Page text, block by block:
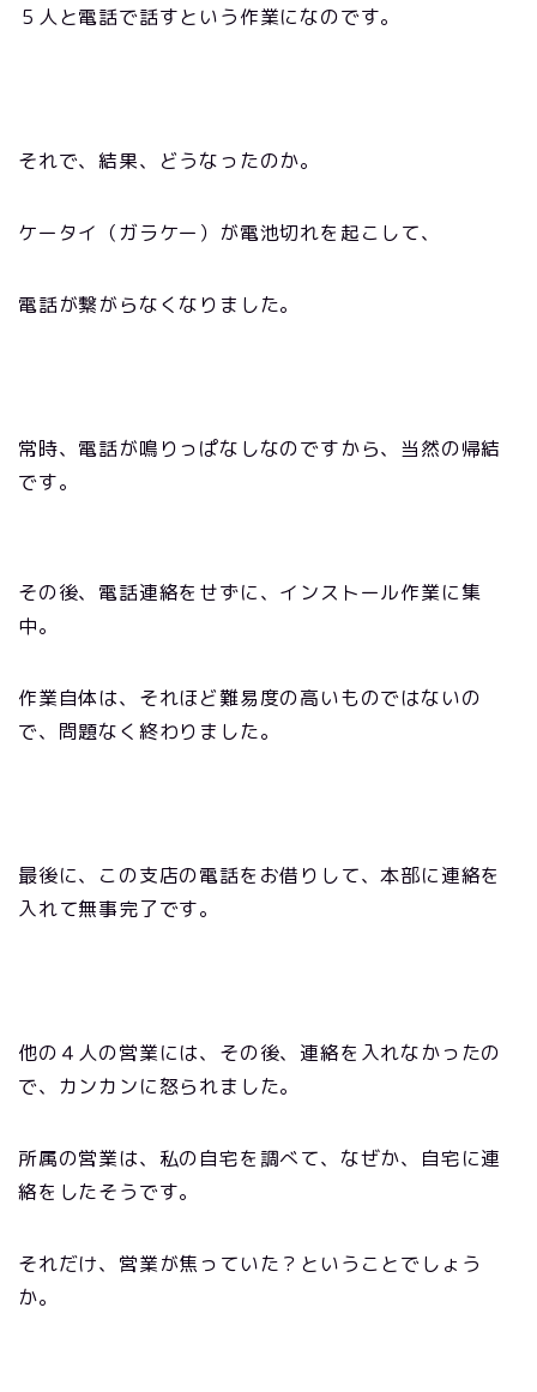
５人と電話で話すという作業になのです。
それで、結果、どうなったのか。
ケータイ（ガラケー）が電池切れを起こして、
電話が繋がらなくなりました。
常時、電話が鳴りっぱなしなのですから、当然の帰結
です。
その後、電話連絡をせずに、インストール作業に集
中。
作業自体は、それほど難易度の高いものではないの
で、問題なく終わりました。
最後に、この支店の電話をお借りして、本部に連絡を
入れて無事完了です。
他の４人の営業には、その後、連絡を入れなかったの
で、カンカンに怒られました。
所属の営業は、私の自宅を調べて、なぜか、自宅に連
絡をしたそうです。
それだけ、営業が焦っていた？ということでしょう
か。